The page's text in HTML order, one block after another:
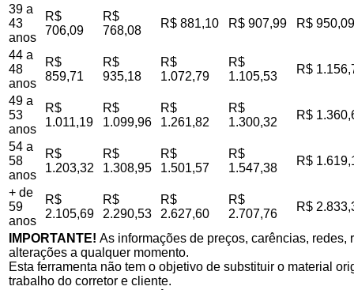
39 a
43
anos
R$
706,09
R$
768,08
R$ 881,10 R$ 907,99 R$ 950,09
44 a
48
anos
R$
859,71
R$
935,18
R$
1.072,79
R$
1.105,53
R$
49 a
53
anos
R$
1.011,19
R$
1.099,96
R$
1.261,82
R$
1.300,32
R$
54 a
58
anos
R$
1.203,32
R$
1.308,95
R$
1.501,57
R$
1.547,38
R$
+ de
59
anos
R$
2.105,69
R$
2.290,53
R$
2.627,60
R$
2.707,76
R$
IMPORTANTE! As informações de preços, carências,
alterações a qualquer momento.
Esta ferramenta não tem o objetivo de substituir o material
trabalho do corretor e cliente.